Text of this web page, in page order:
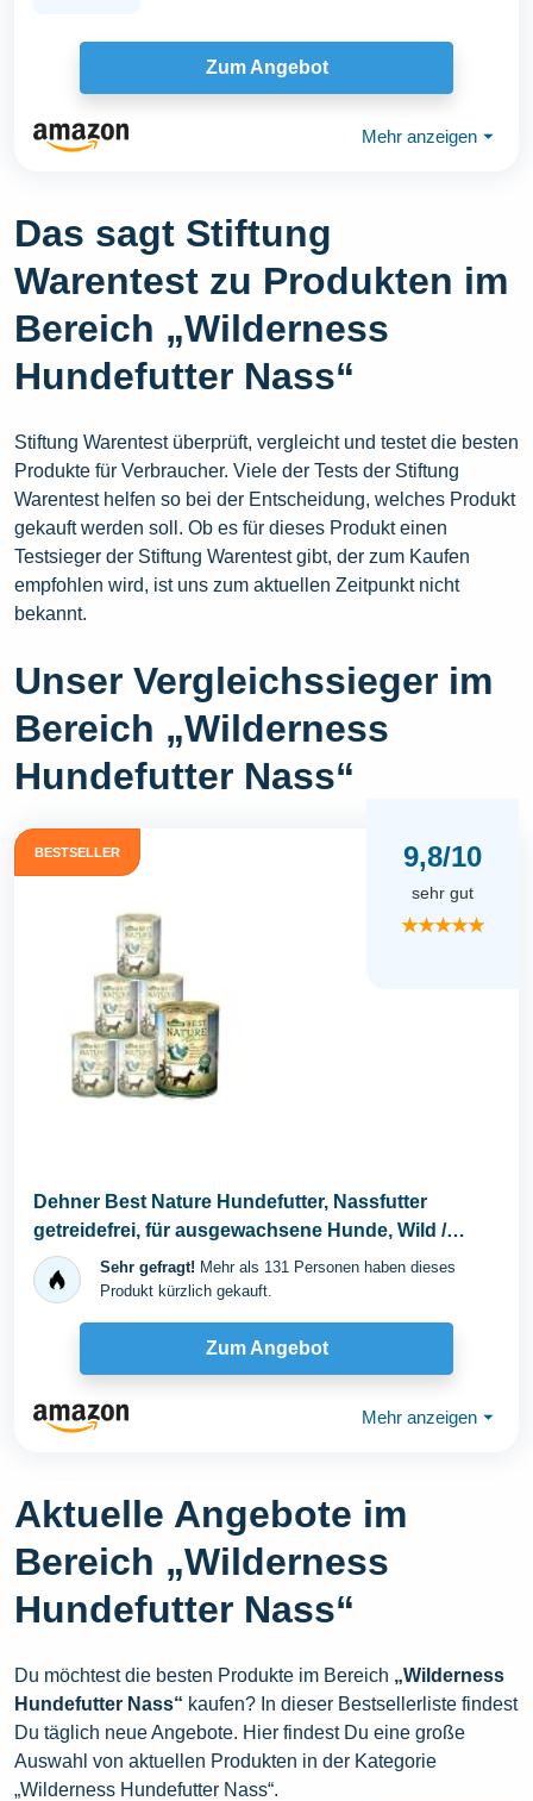
Zum Angebot
Mehr anzeigen ⏷
Das sagt Stiftung
Warentest zu Produkten im
Bereich „Wilderness
Hundefutter Nass“
Stiftung Warentest überprüft, vergleicht und testet die besten
Produkte für Verbraucher. Viele der Tests der Stiftung
Warentest helfen so bei der Entscheidung, welches Produkt
gekauft werden soll. Ob es für dieses Produkt einen
Testsieger der Stiftung Warentest gibt, der zum Kaufen
empfohlen wird, ist uns zum aktuellen Zeitpunkt nicht
bekannt.
Unser Vergleichssieger im
Bereich „Wilderness
Hundefutter Nass“
BESTSELLER 9,8/10
sehr gut
★★★★★
Dehner Best Nature Hundefutter, Nassfutter
getreidefrei, für ausgewachsene Hunde, Wild /
Huhn...
Sehr gefragt! Mehr als 131 Personen haben dieses
Produkt kürzlich gekauft.
Zum Angebot
Mehr anzeigen ⏷
Aktuelle Angebote im
Bereich „Wilderness
Hundefutter Nass“
Du möchtest die besten Produkte im Bereich „Wilderness
Hundefutter Nass“ kaufen? In dieser Bestsellerliste findest
Du täglich neue Angebote. Hier findest Du eine große
Auswahl von aktuellen Produkten in der Kategorie
„Wilderness Hundefutter Nass“.